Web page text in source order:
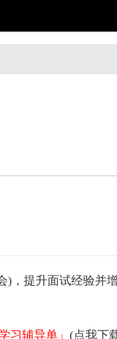
，提升面试经验并
习辅导单」 (点我下